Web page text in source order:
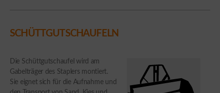
SCHÜTTGUTSCHAUFELN
Die Schüttgutschaufel wird am
Gabelträger des Staplers montiert.
Sie eignet sich für die Aufnahme und